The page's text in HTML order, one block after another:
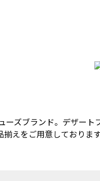
ーズブランド。デザー
えをご用意しております